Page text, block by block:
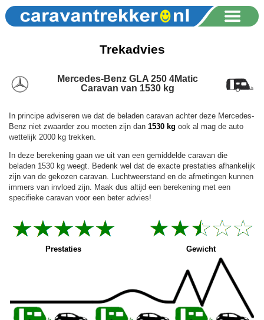
Trekadvies
Mercedes-Benz GLA 250 4Matic
Caravan van 1530 kg
In principe adviseren we dat de beladen caravan achter deze Mercedes-
Benz niet zwaarder zou moeten zijn dan 1530 kg ook al mag de auto
wettelijk 2000 kg trekken.
In deze berekening gaan we uit van een gemiddelde caravan die
beladen 1530 kg weegt. Bedenk wel dat de exacte prestaties afhankelijk
zijn van de gekozen caravan. Luchtweerstand en de afmetingen kunnen
immers van invloed zijn. Maak dus altijd een berekening met een
specifieke caravan voor een beter advies!
Prestaties Gewicht